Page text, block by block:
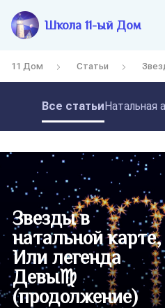
Школа 11-ый Дом
11 Дом Статьи
Все статьиНатальная
Звезды в
натальной карте,
Или легенда
Девы♍
(продолжение)